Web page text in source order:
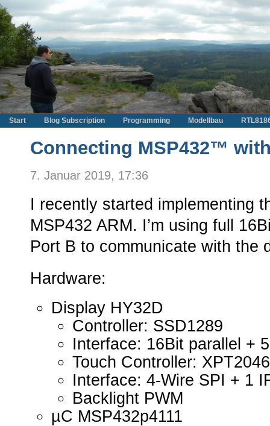
Start Blog Subscription Programming Modellbau
Connecting MSP432™
7. Januar 2019, 17:36
I recently started implementing
MSP432 ARM. I’m using full
Port B to communicate with the
Hardware:
Display HY32D
Controller: SSD1289
Interface: 16Bit parallel +
Touch Controller: XPT2046
Interface: 4-Wire SPI + 1
Backlight PWM
µC MSP432p4111